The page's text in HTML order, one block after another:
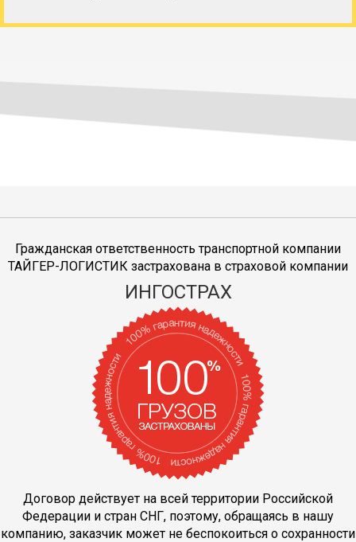
Гражданская ответственность транспортной компании
ТАЙГЕР-ЛОГИСТИК застрахована в страховой компании
ИНГОСТРАХ
Договор действует на всей территории Российской
Федерации и стран СНГ, поэтому, обращаясь в нашу
компанию, заказчик может не беспокоиться о сохранности